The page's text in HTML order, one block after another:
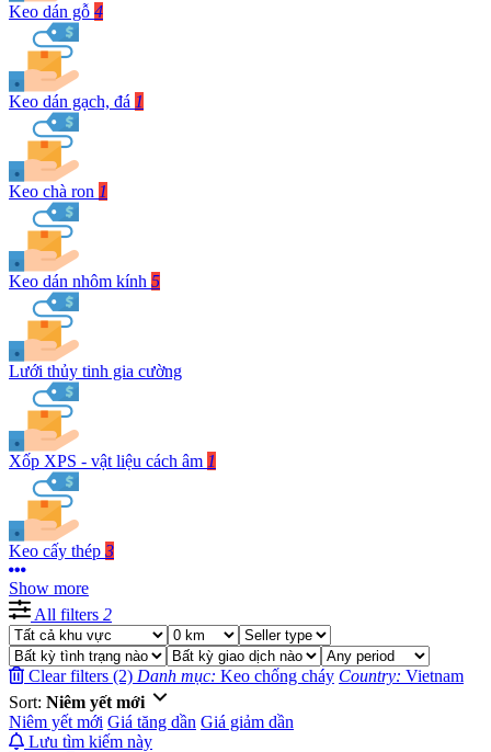
Keo dán gỗ 4
Keo dán gạch, đá 1
Keo chà ron 1
Keo dán nhôm kính 5
Lưới thủy tinh gia cường
Xốp XPS - vật liệu cách âm 1
Keo cấy thép 3
Show more
All filters 2
Clear filters (2) Danh mục: Keo chống cháy Country: Vietnam
Sort: Niêm yết mới
Niêm yết mới Giá tăng dần Giá giảm dần
Lưu tìm kiếm này